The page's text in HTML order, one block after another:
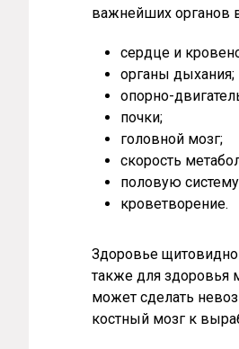
важнейших органов
сердце и
органы дыхания;
опорно-
почки;
головной мозг;
скорость
половую
кроветворение.
Здоровье
также для здоровья
может сделать
костный мозг к